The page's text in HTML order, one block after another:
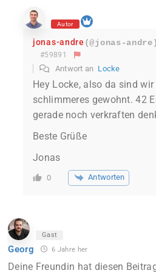
Autor
jonas-andre(@jonas-andre)
#59891
Antwort an Locke
Hey Locke, also da sind
schlimmeres gewohnt. 42
gerade noch verkraften
Beste Grüße
Jonas
0 Antworten
Gast
Georg 6 Jahre her
Deine Freundin hat diesen